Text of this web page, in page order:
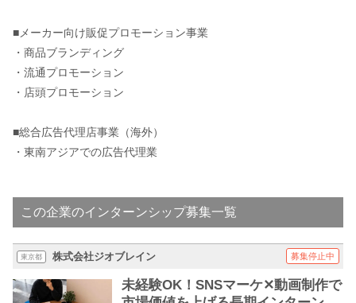
■メーカー向け販促プロモーション事業
・商品ブランディング
・流通プロモーション
・店頭プロモーション
■総合広告代理店事業（海外）
・東南アジアでの広告代理業
この企業のインターンシップ募集一覧
東京都 株式会社ジオブレイン 募集停止中
未経験OK！SNSマーケ✕動画制作で